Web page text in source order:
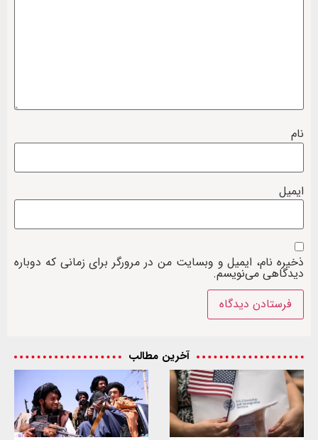
نام
ایمیل
ذخیره نام، ایمیل و وبسایت من در مرورگر برای زمانی که دوباره
دیدگاهی می‌نویسم.
آخرین مطالب